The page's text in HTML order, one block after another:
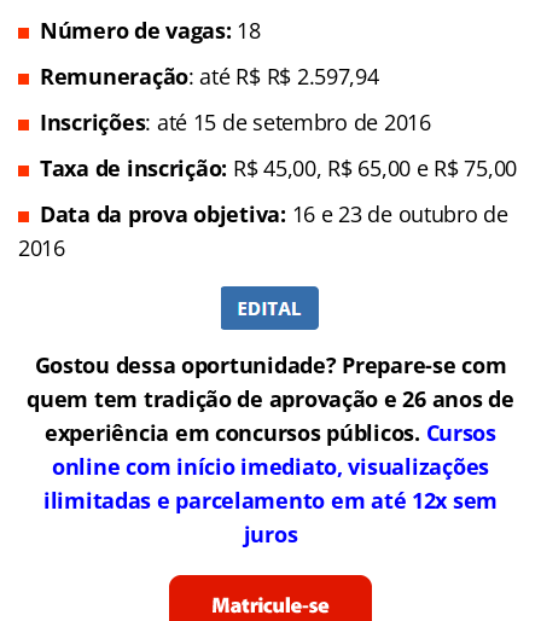
Número de vagas: 18
Remuneração: até R$ R$ 2.597,94
Inscrições: até 15 de setembro de 2016
Taxa de inscrição: R$ 45,00, R$ 65,00 e R$ 75,00
Data da prova objetiva: 16 e 23 de outubro de
2016
Gostou dessa oportunidade? Prepare-se com
quem tem tradição de aprovação e 26 anos de
experiência em concursos públicos. Cursos
online com início imediato, visualizações
ilimitadas e parcelamento em até 12x sem
juros